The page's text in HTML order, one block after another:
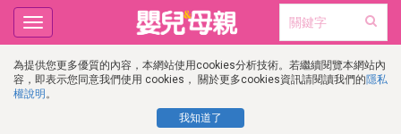
為提供您更多優質的內容，本網站使用cookies分析技術。若繼續閱覽本網站內
容，即表示您同意我們使用 cookies， 關於更多cookies資訊請閱讀我們的隱私
權說明 。
我知道了
Toggle
navigation